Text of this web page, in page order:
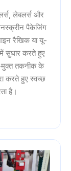
लेबलर्स और
पैकेजिंग
रैखिक या यू-
सुधार करते हुए
मुक्त तकनीक के
करते हुए स्वच्छ
है।